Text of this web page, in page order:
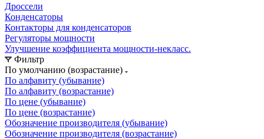
Дроссели
Конденсаторы
Контакторы для конденсаторов
Регуляторы мощности
Улучшение коэффициента мощности-некласс.
Фильтр
По умолчанию (возрастание)
По алфавиту (убывание)
По алфавиту (возрастание)
По цене (убывание)
По цене (возрастание)
Обозначение производителя (убывание)
Обозначение производителя (возрастание)